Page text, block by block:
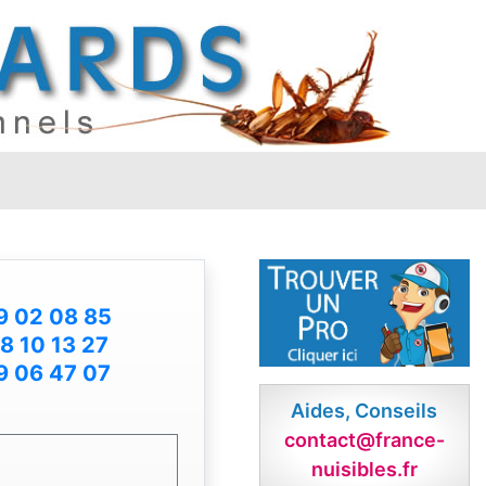
02 08 85
10 13 27
06 47 07
Aides, Conseils
contact@france-
nuisibles.fr